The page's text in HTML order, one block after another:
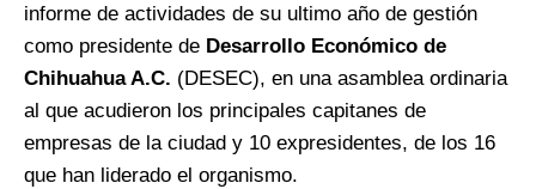
informe de actividades de su ultimo año de gestión
como presidente de Desarrollo Económico de
Chihuahua A.C. (DESEC), en una asamblea ordinaria
al que acudieron los principales capitanes de
empresas de la ciudad y 10 expresidentes, de los 16
que han liderado el organismo.